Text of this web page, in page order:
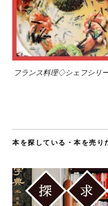
フランス料理◇シェフシリ
本を探している・本を売り